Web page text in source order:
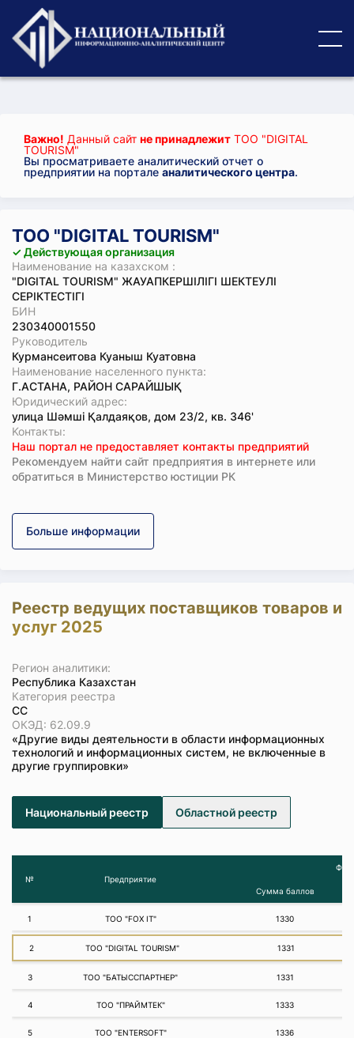
Важно! Данный сайт не принадлежит ТОО "DIGITAL
TOURISM"
Вы просматриваете аналитический отчет о
предприятии на портале аналитического центра.
ТОО "DIGITAL TOURISM"
✓ Действующая организация
Наименование на казахском :
"DIGITAL TOURISM" ЖАУАПКЕРШІЛІГІ ШЕКТЕУЛІ
СЕРІКТЕСТІГІ
БИН
230340001550
Руководитель
Курмансеитова Куаныш Куатовна
Наименование населенного пункта:
Г.АСТАНА, РАЙОН САРАЙШЫҚ
Юридический адрес:
улица Шәмші Қалдаяқов, дом 23/2, кв. 346'
Koнтaкты:
Наш портал не предоставляет контакты предприятий
Рекомендуем найти сайт предприятия в интернете или
обратиться в Министерство юстиции РК
Больше информации
Реестр ведущих поставщиков товаров и
услуг 2025
Регион аналитики:
Республика Казахстан
Категория реестра
СС
ОКЭД: 62.09.9
«Другие виды деятельности в области информационных
технологий и информационных систем, не включенные в
другие группировки»
Национальный реестр Областной реестр
№ Предприятие
Сумма баллов
1 ТОО "FOX IT" 1330
2 ТОО "DIGITAL TOURISM" 1331
3 ТОО "БАТЫССПАРТНЕР" 1331
4 ТОО "ПРАЙМТЕК" 1333
5 ТОО "ENTERSOFT" 1336